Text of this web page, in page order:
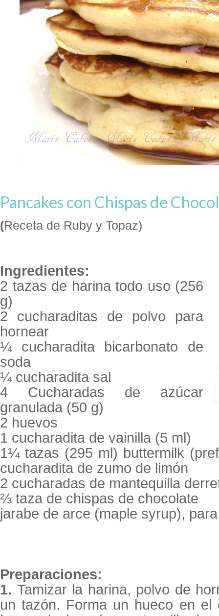
Pancakes con Chispas de
(Receta de Ruby y Topaz)
Ingredientes:
2 tazas de harina todo uso (256
g)
2 cucharaditas de polvo para
hornear
¼ cucharadita bicarbonato de
soda
¼ cucharadita sal
4 Cucharadas de azúcar
granulada (50 g)
2 huevos
1 cucharadita de vainilla (5 ml)
1¼ tazas (295 ml) buttermilk
cucharadita de zumo de limón
2 cucharadas de mantequilla
⅔ taza de chispas de chocolate
jarabe de arce (maple syrup),
Preparaciones:
1. Tamizar la harina, polvo de
un tazón. Forma un hueco en el